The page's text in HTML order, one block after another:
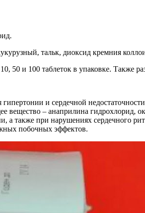
тальк, диоксид кремния
50 и 100 таблеток в упаковке. Также
и сердечной
вещество – анаприлина гидрохлорид,
а также при нарушениях сердечного
побочных эффектов.